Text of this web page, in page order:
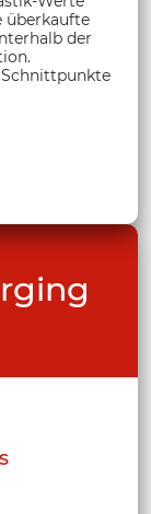
überkaufte
der
Schnittpunkte